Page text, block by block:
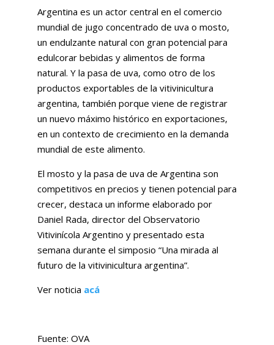
Argentina es un actor central en el comercio
mundial de jugo concentrado de uva o mosto,
un endulzante natural con gran potencial para
edulcorar bebidas y alimentos de forma
natural. Y la pasa de uva, como otro de los
productos exportables de la vitivinicultura
argentina, también porque viene de registrar
un nuevo máximo histórico en exportaciones,
en un contexto de crecimiento en la demanda
mundial de este alimento.
El mosto y la pasa de uva de Argentina son
competitivos en precios y tienen potencial para
crecer, destaca un informe elaborado por
Daniel Rada, director del Observatorio
Vitivinícola Argentino y presentado esta
semana durante el simposio “Una mirada al
futuro de la vitivinicultura argentina”.
Ver noticia acá
Fuente: OVA